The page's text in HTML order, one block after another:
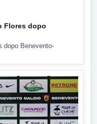
Flores dopo
dopo Benevento-